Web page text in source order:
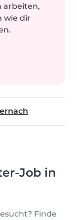
arbeiten,
wie dir
Job in
Finde